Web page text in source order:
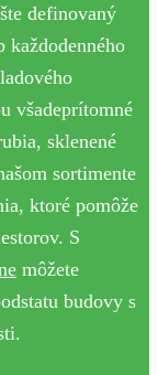
definovaný
každodenného
všadeprítomné
sklenené
sortimente
ktoré pomôže
S
môžete
budovy s